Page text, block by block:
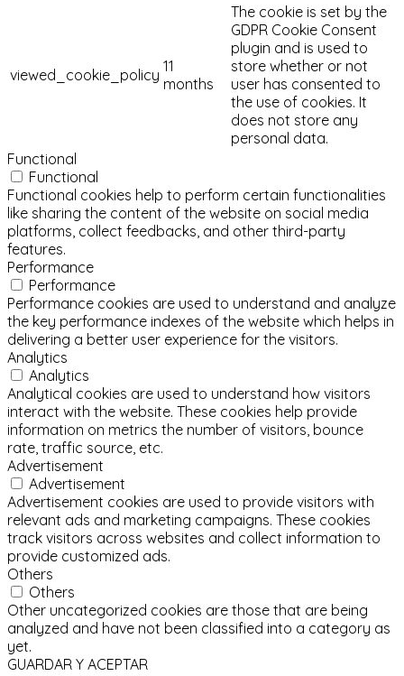
viewed_cookie_policy 11
months
The cookie is set by the
GDPR Cookie Consent
plugin and is used to
store whether or not
user has consented to
the use of cookies. It
does not store any
personal data.
Functional
Functional
Functional cookies help to perform certain functionalities
like sharing the content of the website on social media
platforms, collect feedbacks, and other third-party
features.
Performance
Performance
Performance cookies are used to understand and analyze
the key performance indexes of the website which helps in
delivering a better user experience for the visitors.
Analytics
Analytics
Analytical cookies are used to understand how visitors
interact with the website. These cookies help provide
information on metrics the number of visitors, bounce
rate, traffic source, etc.
Advertisement
Advertisement
Advertisement cookies are used to provide visitors with
relevant ads and marketing campaigns. These cookies
track visitors across websites and collect information to
provide customized ads.
Others
Others
Other uncategorized cookies are those that are being
analyzed and have not been classified into a category as
yet.
GUARDAR Y ACEPTAR